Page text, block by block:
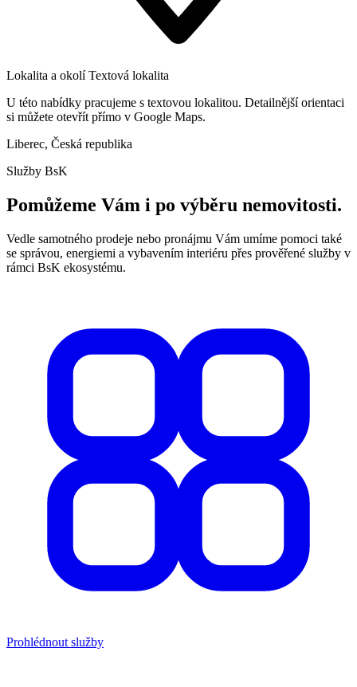
Lokalita a okolí Textová lokalita
U této nabídky pracujeme s textovou lokalitou. Detailnější orientaci
si můžete otevřít přímo v Google Maps.
Liberec, Česká republika
Služby BsK
Pomůžeme Vám i po výběru nemovitosti.
Vedle samotného prodeje nebo pronájmu Vám umíme pomoci také
se správou, energiemi a vybavením interiéru přes prověřené služby v
rámci BsK ekosystému.
Prohlédnout služby